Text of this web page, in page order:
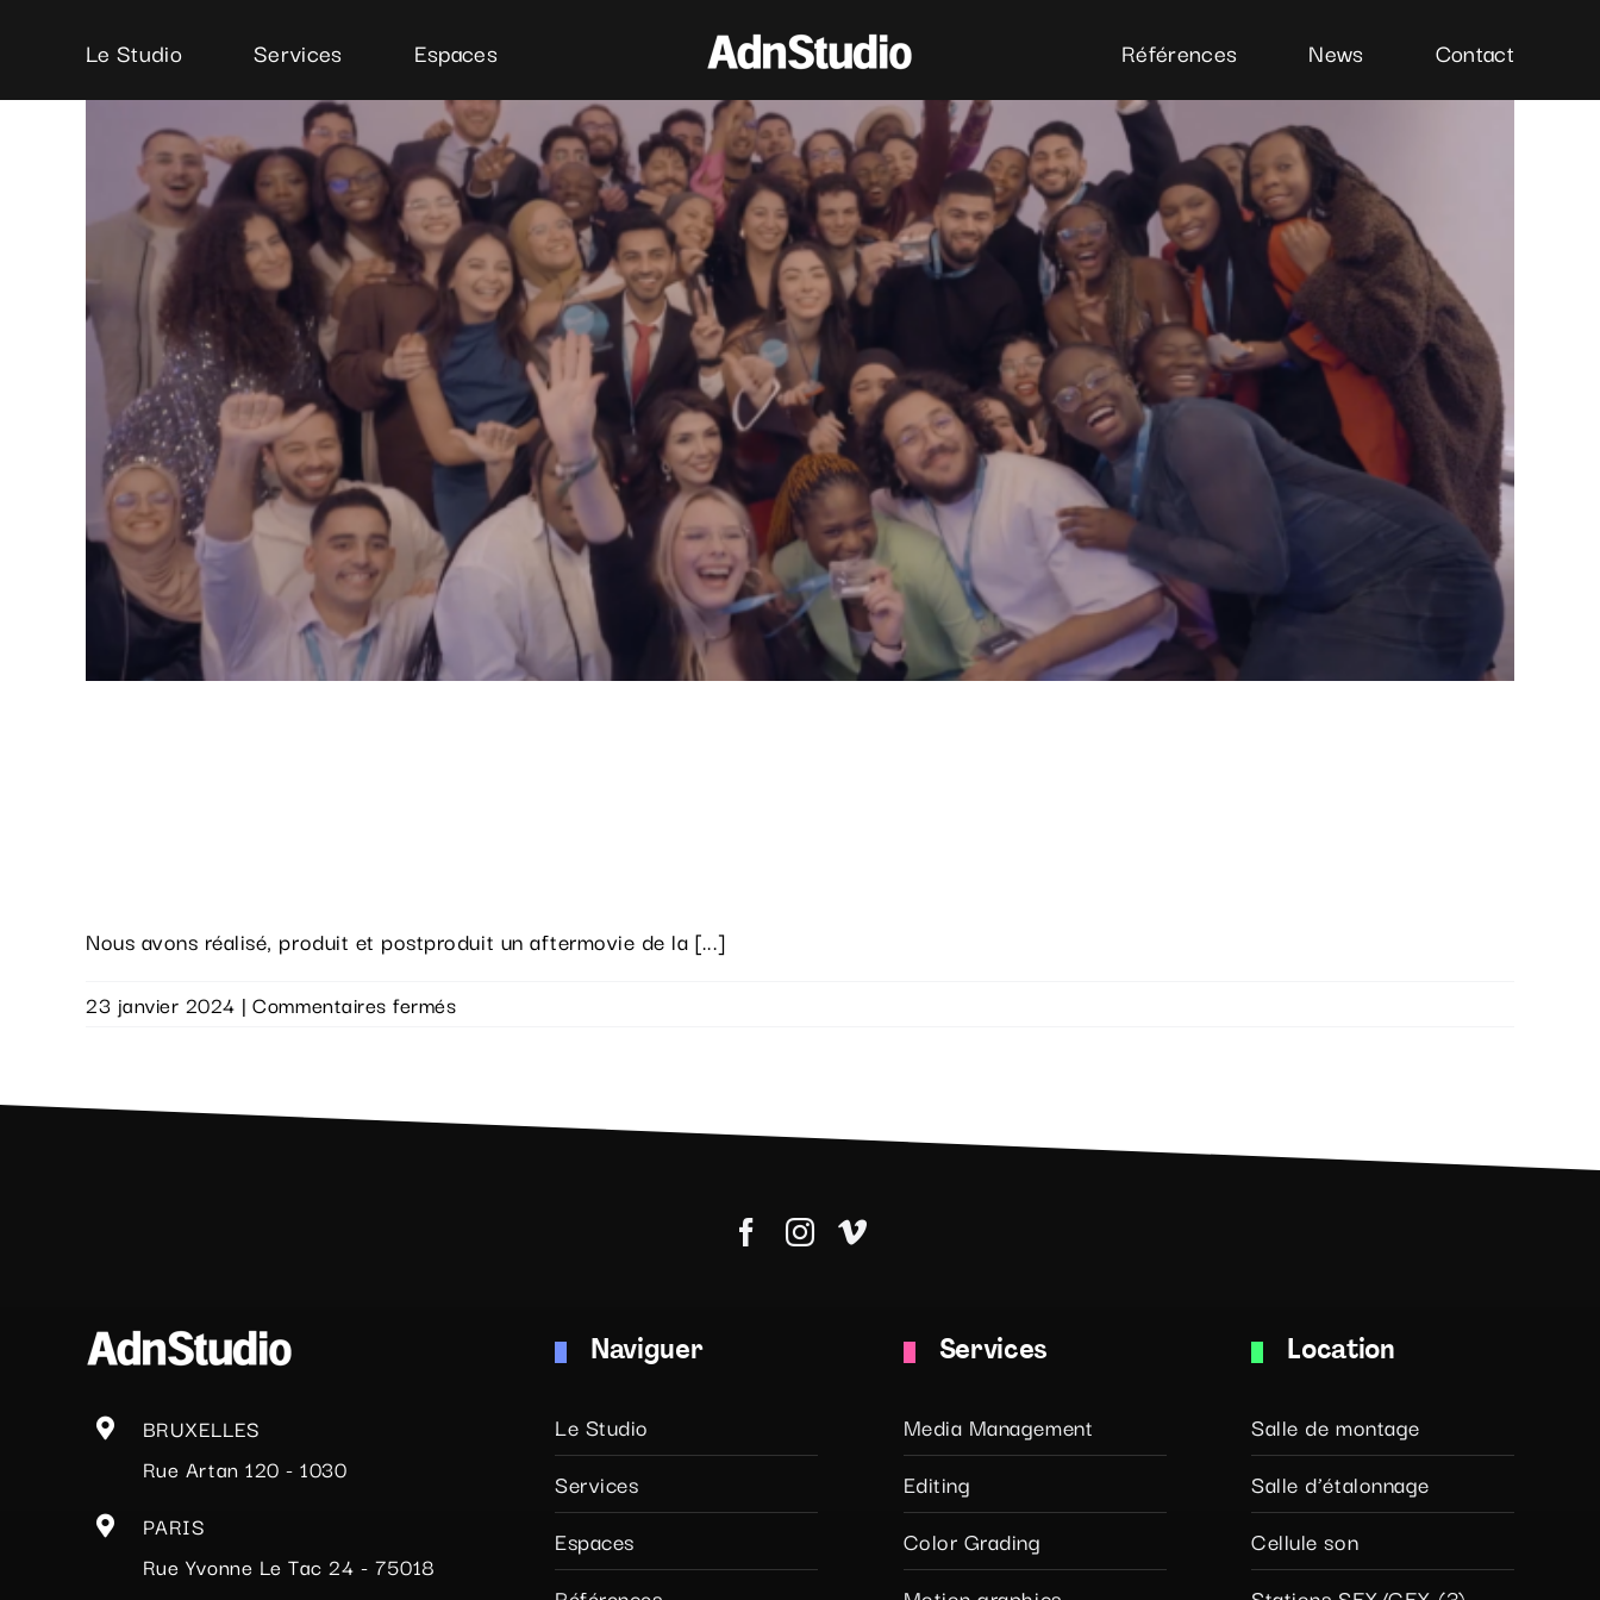
Le Studio Services Espaces Références News Contact
Nous avons réalisé, produit et postproduit un aftermovie de la [...]
23 janvier 2024 | Commentaires ferméssur
Boost
BRUXELLES
Rue Artan 120 - 1030
PARIS
Rue Yvonne Le Tac 24 - 75018
Naviguer
Le Studio
Services
Espaces
Services
Media Management
Editing
Color Grading
Location
Salle de montage
Salle d’étalonnage
Cellule son